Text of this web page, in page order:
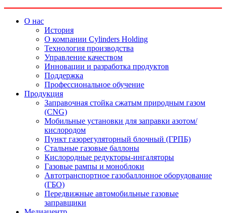
О нас
История
О компании Cylinders Holding
Технология производства
Управление качеством
Инновации и разработка продуктов
Поддержка
Профессиональное обучение
Продукция
Заправочная стойка сжатым природным газом
(CNG)
Мобильные установки для заправки азотом/
кислородом
Пункт газорегуляторный блочный (ГРПБ)
Стальные газовые баллоны
Кислородные редукторы-ингаляторы
Газовые рампы и моноблоки
Автотранспортное газобаллонное оборудование
(ГБО)
Передвижные автомобильные газовые
заправщики